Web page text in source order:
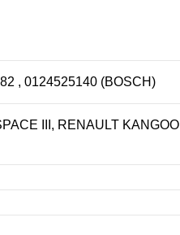
, 0124525140 (BOSCH)
III, RENAULT KANGOO